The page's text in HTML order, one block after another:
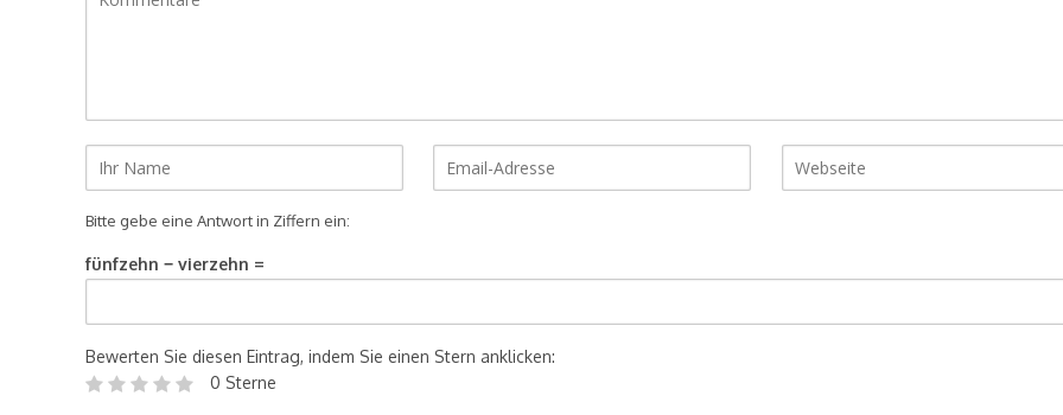
Bitte gebe eine Antwort in Ziffern ein:
fünfzehn − vierzehn =
Bewerten Sie diesen Eintrag, indem Sie einen Stern anklicken:
0 Sterne